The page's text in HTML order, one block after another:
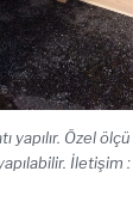
yapılır. Özel